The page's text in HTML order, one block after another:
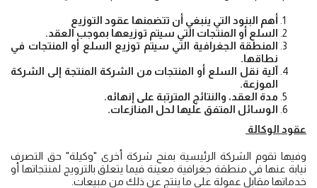
أهم البنود التي ينبغي أن تتضمنها عقود التوزيع
السلع أو المنتجات التي سيتم توزيعها بموجب العقد.
المنطقة الجغرافية التي سيتم توزيع السلع أو المنتجات في
نطاقها.
آلية نقل السلع أو المنتجات من الشركة المنتجة إلى الشركة
الموزعة.
مدة العقد، والنتائج المترتبة على إنهائه.
الوسائل المتفق عليها لحل المنازعات.
عقود الوكالة
وفيها تقوم الشركة الرئيسية بمنح شركة أخرى "وكيلة" حق التصرف
نيابة عنها في منطقة جغرافية معينة فيما يتعلق بالترويج لمنتجاتها أو
خدماتها مقابل عمولة على ما ينتج عن ذلك من مبيعات.